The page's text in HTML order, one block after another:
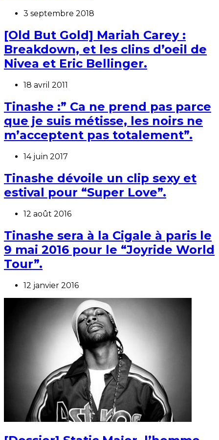
3 septembre 2018
[Old But Gold] Mariah Carey :
Breakdown, et les clins d’oeil de
Nivea et Eric Bellinger.
18 avril 2011
Tinashe :” Ca ne prend pas parce
que je suis métisse, les noirs ne
m’acceptent pas totalement”.
14 juin 2017
Tinashe dévoile un clip sexy et
estival pour “Super Love”.
12 août 2016
Tinashe sera à la Cigale à paris le
9 mai 2016 pour le “Joyride World
Tour”.
12 janvier 2016